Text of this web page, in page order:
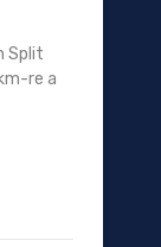
Split
re a